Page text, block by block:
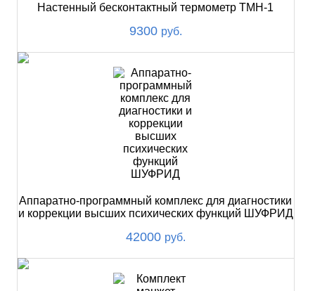
Настенный бесконтактный термометр ТМН-1
9300 руб.
Аппаратно-программный комплекс для диагностики
и коррекции высших психических функций ШУФРИД
42000 руб.